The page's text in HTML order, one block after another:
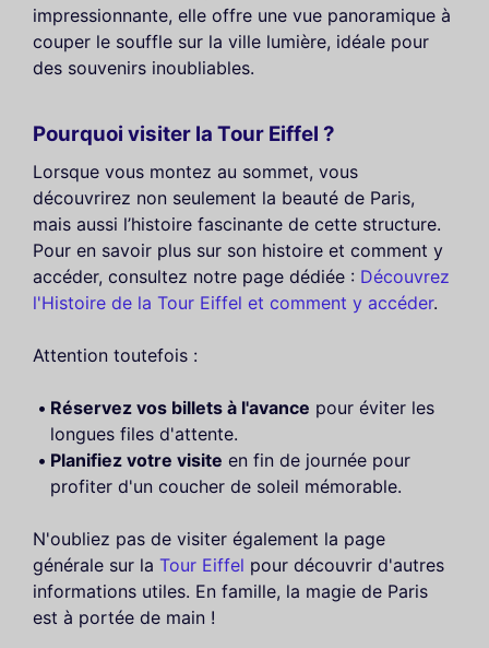
impressionnante, elle offre une vue panoramique à
couper le souffle sur la ville lumière, idéale pour
des souvenirs inoubliables.
Pourquoi visiter la Tour Eiffel ?
Lorsque vous montez au sommet, vous
découvrirez non seulement la beauté de Paris,
mais aussi l’histoire fascinante de cette structure.
Pour en savoir plus sur son histoire et comment y
accéder, consultez notre page dédiée : Découvrez
l'Histoire de la Tour Eiffel et comment y accéder.
Attention toutefois :
Réservez vos billets à l'avance pour éviter les
longues files d'attente.
Planifiez votre visite en fin de journée pour
profiter d'un coucher de soleil mémorable.
N'oubliez pas de visiter également la page
générale sur la Tour Eiffel pour découvrir d'autres
informations utiles. En famille, la magie de Paris
est à portée de main !